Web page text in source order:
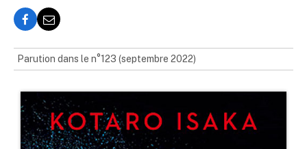
Parution dans le n°123 (septembre 2022)